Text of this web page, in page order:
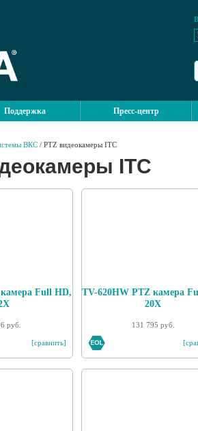
Поддержка Пресс-центр
ВКС / PTZ видеокамеры ITC
ITC
Full HD,
руб.
[сравнить]
TV-620HW PTZ камера
20X
131 795 руб.